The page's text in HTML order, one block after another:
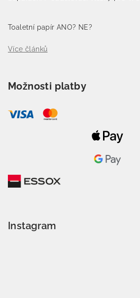
Toaletní papír ANO? NE?
Více článků
Možnosti platby
Instagram